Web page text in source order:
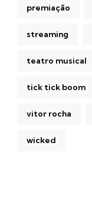
premiação
streaming
teatro musical
tick tick boom
vitor rocha
wicked